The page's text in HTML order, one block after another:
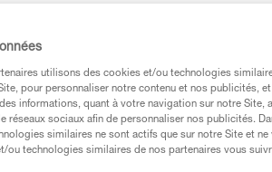
au relais doivent
montrons une méthode
longe simple réglable,
utilisons des cookies et/ou technologies
pour personnaliser notre contenu et nos publicités,
informations, quant à votre navigation sur notre Site,
réseaux sociaux afin de personnaliser nos publicités.
similaires ne sont actifs que sur notre Site et ne
ou technologies similaires de nos partenaires vous